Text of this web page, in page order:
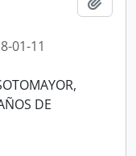
01-11
DE